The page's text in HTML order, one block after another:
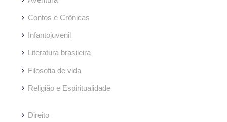
Contos e Crônicas
Infantojuvenil
Literatura brasileira
Filosofia de vida
Religião e Espiritualidade
Direito